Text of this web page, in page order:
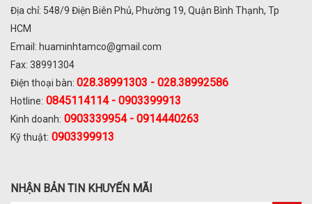
Địa chỉ: 548/9 Điện Biên Phủ, Phường 19, Quận Bình Thạnh, Tp
HCM
Email: huaminhtamco@gmail.com
Fax: 38991304
Điện thoại bàn: 028.38991303 - 028.38992586
Hotline: 0845114114 - 0903399913
Kinh doanh: 0903339954 - 0914440263
Kỹ thuật: 0903399913
NHẬN BẢN TIN KHUYẾN MÃI